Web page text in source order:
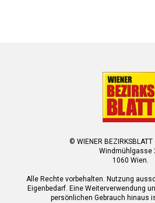
© WIENER
Windmühlgasse
1060 Wien.
Alle Rechte vorbehalten. Nutzung
Eigenbedarf. Eine Weiterverwendung
persönlichen Gebrauch hinaus